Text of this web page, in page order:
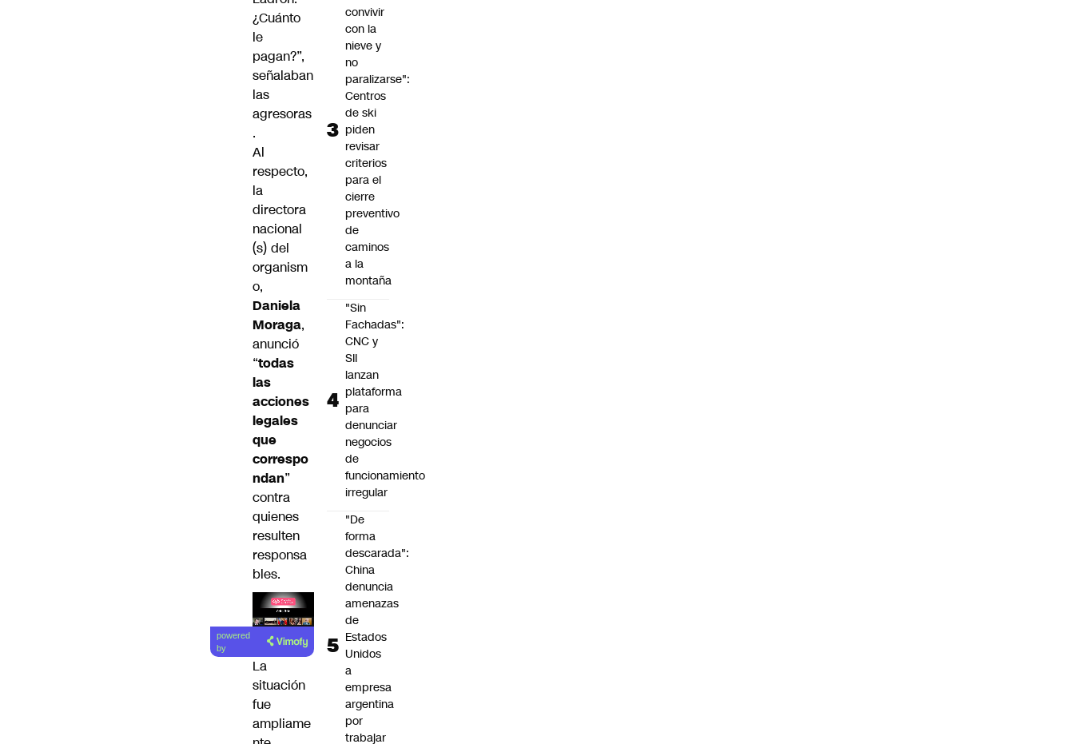
¿Cuánto
le
pagan?”,
señalaban
las
agresoras
.
Al
respecto,
la
directora
nacional
(s) del
organism
o,
Daniela
Moraga,
anunció
“todas
las
acciones
legales
que
correspo
ndan”
contra
quienes
resulten
responsa
bles.
Lea el
artículo
powered
by
La
situación
fue
ampliame
convivir
con la
nieve y
no
paralizarse":
Centros
de ski
piden
revisar
criterios
para el
cierre
preventivo
de
caminos
a la
montaña
"Sin
Fachadas":
CNC y
SII
lanzan
plataforma
para
denunciar
negocios
de
funcionamiento
irregular
"De
forma
descarada":
China
denuncia
amenazas
de
Estados
Unidos
a
empresa
argentina
por
trabajar